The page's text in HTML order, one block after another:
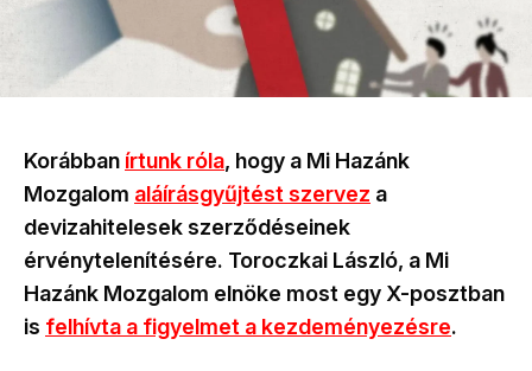
Korábban írtunk róla, hogy a Mi Hazánk
Mozgalom aláírásgyűjtést szervez a
devizahitelesek szerződéseinek
érvénytelenítésére. Toroczkai László, a Mi
Hazánk Mozgalom elnöke most egy X-posztban
is felhívta a figyelmet a kezdeményezésre.